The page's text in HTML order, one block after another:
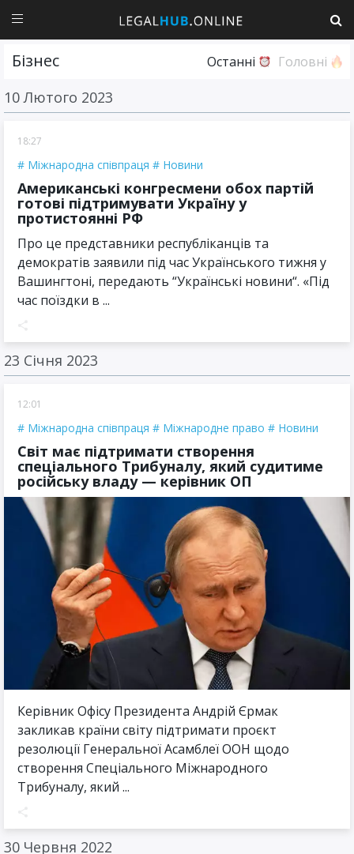
Бізнес Останні Головні
10 Лютого 2023
18:27
Міжнародна співпраця Новини
Американські конгресмени обох партій
готові підтримувати Україну у
протистоянні РФ
Про це представники республіканців та
демократів заявили під час Українського тижня у
Вашингтоні, передають “Українські новини“. «Під
час поїздки в ...
23 Січня 2023
12:01
Міжнародна співпраця Міжнародне право Новини
Світ має підтримати створення
спеціального Трибуналу, який судитиме
російську владу — керівник ОП
Керівник Офісу Президента Андрій Єрмак
закликав країни світу підтримати проєкт
резолюції Генеральної Асамблеї ООН щодо
створення Спеціального Міжнародного
Трибуналу, який ...
30 Червня 2022